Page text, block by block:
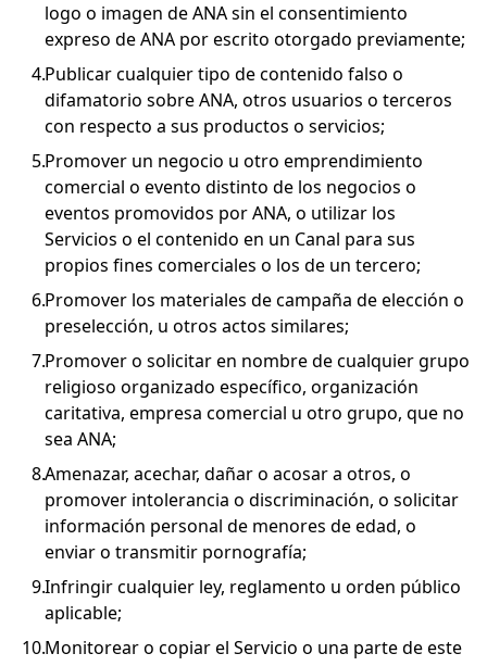
logo o imagen de ANA sin el consentimiento
expreso de ANA por escrito otorgado previamente;
Publicar cualquier tipo de contenido falso o
difamatorio sobre ANA, otros usuarios o terceros
con respecto a sus productos o servicios;
Promover un negocio u otro emprendimiento
comercial o evento distinto de los negocios o
eventos promovidos por ANA, o utilizar los
Servicios o el contenido en un Canal para sus
propios fines comerciales o los de un tercero;
Promover los materiales de campaña de elección o
preselección, u otros actos similares;
Promover o solicitar en nombre de cualquier grupo
religioso organizado específico, organización
caritativa, empresa comercial u otro grupo, que no
sea ANA;
Amenazar, acechar, dañar o acosar a otros, o
promover intolerancia o discriminación, o solicitar
información personal de menores de edad, o
enviar o transmitir pornografía;
Infringir cualquier ley, reglamento u orden público
aplicable;
Monitorear o copiar el Servicio o una parte de este